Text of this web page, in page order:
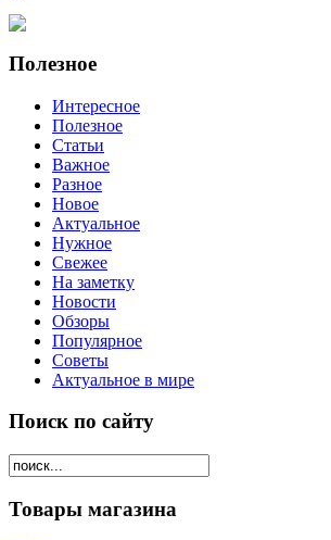
Полезное
Интересное
Полезное
Статьи
Важное
Разное
Новое
Актуальное
Нужное
Свежее
На заметку
Новости
Обзоры
Популярное
Советы
Актуальное в мире
Поиск по сайту
Товары магазина